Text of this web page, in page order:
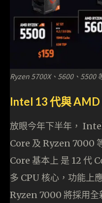
Ryzen 5700X、5600、5500
Intel 13 代與
放眼今年下半年，
Core 及 Ryzen 7000
Core 基本上 是 12 代
多 CPU 核心，功能上
Ryzen 7000 將採用全